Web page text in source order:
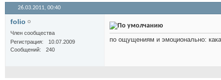
26.03.2011, 00:40
folio
Член сообщества
Регистрация
10.07.2009
Сообщений
240
по ощущениям и эмоционально: